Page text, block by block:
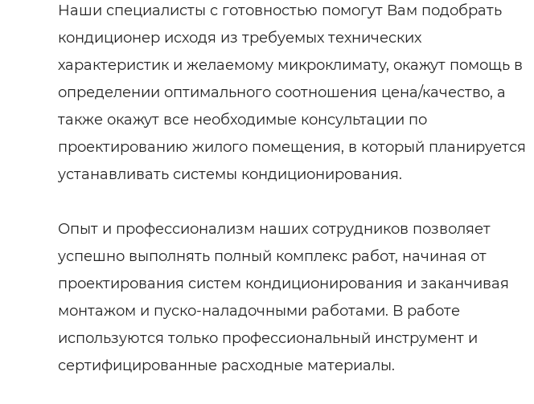
Наши специалисты с готовностью помогут Вам подобрать
кондиционер исходя из требуемых технических
характеристик и желаемому микроклимату, окажут помощь в
определении оптимального соотношения цена/качество, а
также окажут все необходимые консультации по
проектированию жилого помещения, в который планируется
устанавливать системы кондиционирования.
Опыт и профессионализм наших сотрудников позволяет
успешно выполнять полный комплекс работ, начиная от
проектирования систем кондиционирования и заканчивая
монтажом и пуско-наладочными работами. В работе
используются только профессиональный инструмент и
сертифицированные расходные материалы.